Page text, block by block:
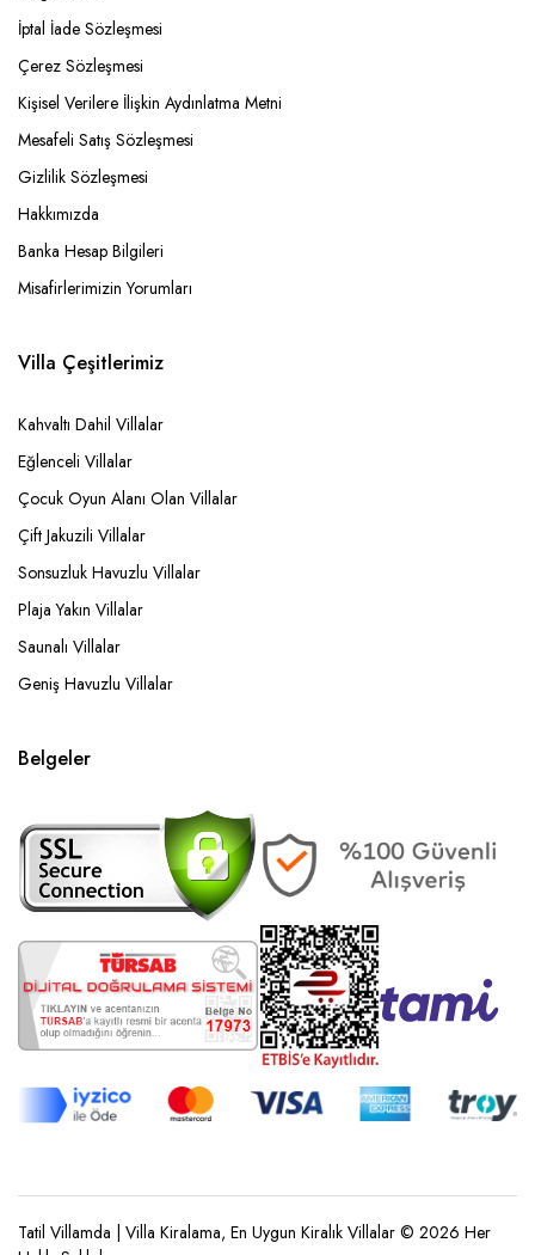
İptal İade Sözleşmesi
Çerez Sözleşmesi
Kişisel Verilere İlişkin Aydınlatma Metni
Mesafeli Satış Sözleşmesi
Gizlilik Sözleşmesi
Hakkımızda
Banka Hesap Bilgileri
Misafirlerimizin Yorumları
Villa Çeşitlerimiz
Kahvaltı Dahil Villalar
Eğlenceli Villalar
Çocuk Oyun Alanı Olan Villalar
Çift Jakuzili Villalar
Sonsuzluk Havuzlu Villalar
Plaja Yakın Villalar
Saunalı Villalar
Geniş Havuzlu Villalar
Belgeler
Tatil Villamda | Villa Kiralama, En Uygun Kiralık Villalar © 2026 Her